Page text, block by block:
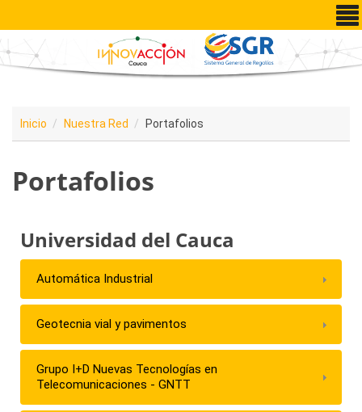
Pasar al contenido principal
Inicio Nuestra Red Portafolios
Portafolios
Universidad del Cauca
Automática Industrial
Geotecnia vial y pavimentos
Grupo I+D Nuevas Tecnologías en
Telecomunicaciones - GNTT